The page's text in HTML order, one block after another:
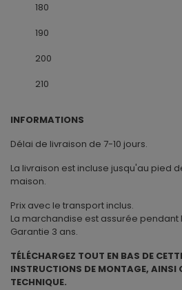
180
190
200
210
INFORMATIONS
Délai de livraison de 7-10 jours.
La livraison est incluse jusqu'au pied
maison.
Prix avec le transport inclus.
La marchandise est assurée pendant
Garantie 3 ans.
TÉLÉCHARGEZ TOUT EN BAS DE
INSTRUCTIONS DE MONTAGE, AINSI
TECHNIQUE.